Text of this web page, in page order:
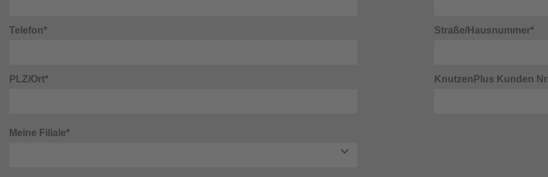
Telefon* Straße/Hausnummer*
PLZ/Ort* KnutzenPlus Kunden
Meine Filiale*